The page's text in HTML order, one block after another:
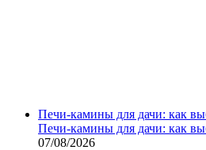
Печи-камины для дачи: как
Печи-камины для дачи: как
07/08/2026